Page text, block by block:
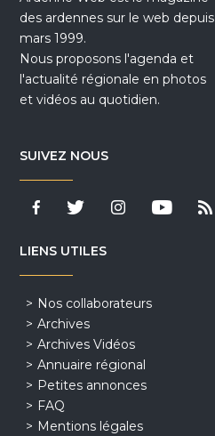
des ardennes sur le web depuis
mars 1999.
Nous proposons l'agenda et
l'actualité régionale en photos
et vidéos au quotidien.
SUIVEZ NOUS
LIENS UTILES
Nos collaborateurs
Archives
Archives Vidéos
Annuaire régional
Petites annonces
FAQ
Mentions légales